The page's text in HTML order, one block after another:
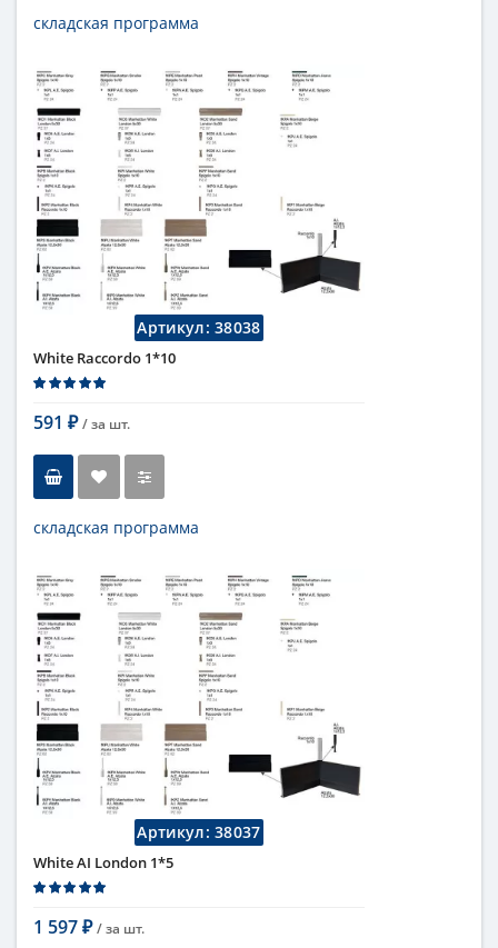
складская программа
Длина
1 см
Высота
10 см
Цвет
белый, светлый
Страна
Италия
Поверхность
глянцевая
Коллекция
Fap Ceramiche
Артикул:38038
White Raccordo 1*10
591 ₽ / за шт.
складская программа
Длина
1 см
Высота
10 см
Цвет
белый, светлый
Страна
Италия
Поверхность
глянцевая
Коллекция
Fap Ceramiche
Артикул:38037
White AI London 1*5
1 597 ₽ / за шт.